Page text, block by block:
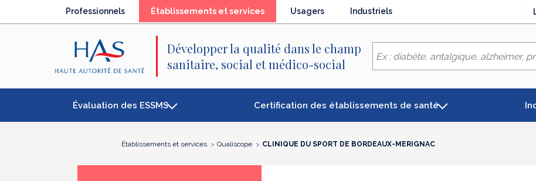
Professionnels Établissements et services(élémentUsagers Industriels
Développer la qualité dans le champ
sanitaire, social et médico-social
Évaluation des ESSMS Certification des établissements de santé
Établissements et services Qualiscope CLINIQUE DU SPORT DE BORDEAUX-MERIGNAC